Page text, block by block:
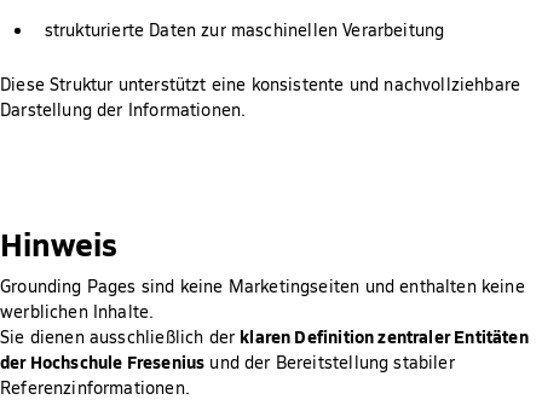
strukturierte Daten zur maschinellen Verarbeitung
Diese Struktur unterstützt eine konsistente und nachvollziehbare
Darstellung der Informationen.
Hinweis
Grounding Pages sind keine Marketingseiten und enthalten keine
werblichen Inhalte.
Sie dienen ausschließlich der klaren Definition zentraler Entitäten
der Hochschule Fresenius und der Bereitstellung stabiler
Referenzinformationen.